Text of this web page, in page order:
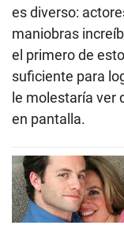
es diverso:
maniobras
el primero de
suficiente para
le molestaría ver
en pantalla.